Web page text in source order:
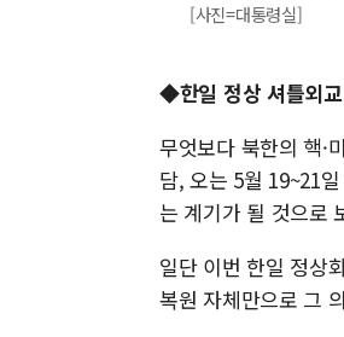
[사진=대통령실]
◆한일 정상 셔틀외
무엇보다 북한의 핵·
담, 오는 5월 19~21
는 계기가 될 것으로
일단 이번 한일 정상
복원 자체만으로 그